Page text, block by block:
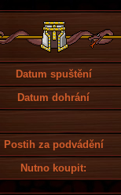
Datum spuštění
Datum dohrání
Postih za podvádění
Nutno koupit: